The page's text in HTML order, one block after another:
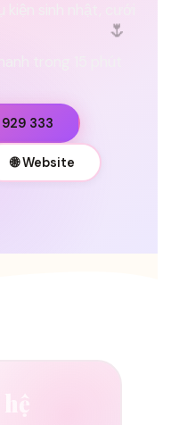
🌷
💐
333
🌐 Website